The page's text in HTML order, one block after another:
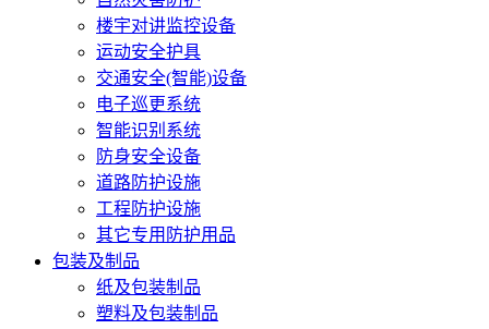
楼宇对讲监控设备
运动安全护具
交通安全(智能)设备
电子巡更系统
智能识别系统
防身安全设备
道路防护设施
工程防护设施
其它专用防护用品
包装及制品
纸及包装制品
塑料及包装制品